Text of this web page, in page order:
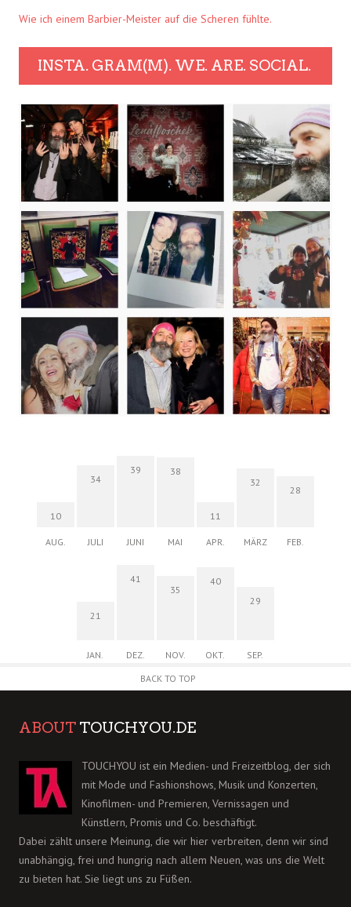
Wie ich einem Barbier-Meister auf die Scheren fühlte.
INSTA. GRAM(M). WE. ARE. SOCIAL.
10
AUG.
34
JULI
39
JUNI
38
MAI
11
APR.
32
MÄRZ
28
FEB.
21
JAN.
41
DEZ.
35
NOV.
40
OKT.
29
SEP.
BACK TO TOP
ABOUT TOUCHYOU.DE
TOUCHYOU ist ein Medien- und Freizeitblog, der sich
mit Mode und Fashionshows, Musik und Konzerten,
Kinofilmen- und Premieren, Vernissagen und
Künstlern, Promis und Co. beschäftigt.
Dabei zählt unsere Meinung, die wir hier verbreiten, denn wir sind
unabhängig, frei und hungrig nach allem Neuen, was uns die Welt
zu bieten hat. Sie liegt uns zu Füßen.